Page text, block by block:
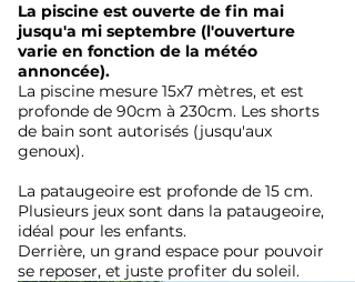
La piscine est ouverte de fin mai
jusqu'a mi septembre (l'ouverture
varie en fonction de la météo
annoncée).
La piscine mesure 15x7 mètres, et est
profonde de 90cm à 230cm. Les shorts
de bain sont autorisés (jusqu'aux
genoux).
La pataugeoire est profonde de 15 cm.
Plusieurs jeux sont dans la pataugeoire,
idéal pour les enfants.
Derrière, un grand espace pour pouvoir
se reposer, et juste profiter du soleil.